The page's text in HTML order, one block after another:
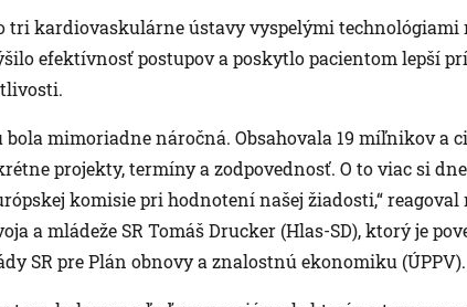
tri kardiovaskulárne ústavy vyspelými technológiami
efektívnosť postupov a poskytlo pacientom lepší
bola mimoriadne náročná. Obsahovala 19 míľnikov a
projekty, termíny a zodpovednosť. O to viac si
komisie pri hodnotení našej žiadosti,“
a mládeže SR Tomáš Drucker (Hlas-SD), ktorý je
SR pre Plán obnovy a znalostnú ekonomiku (ÚPPV).